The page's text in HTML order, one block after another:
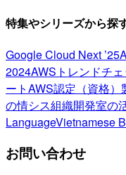
特集やシリーズから探
Google Cloud Next ’25
2024AWSトレンドチェ
ートAWS認定（資格）
の情シス組織開発室の
LanguageVietnamese
お問い合わせ